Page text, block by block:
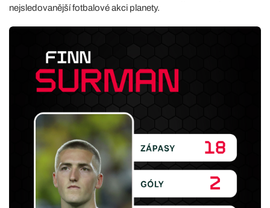
nejsledovanější fotbalové akci planety.